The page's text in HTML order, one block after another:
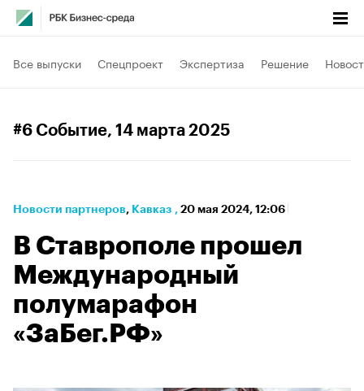
Все выпуски Спецпроект Экспертиза Решение
#6 Событие, 14 марта 2025
Новости партнеров⁠, Кавказ , 20 мая 2024, 12:06
В Ставрополе прошел
Международный
полумарафон
«ЗаБег.РФ»